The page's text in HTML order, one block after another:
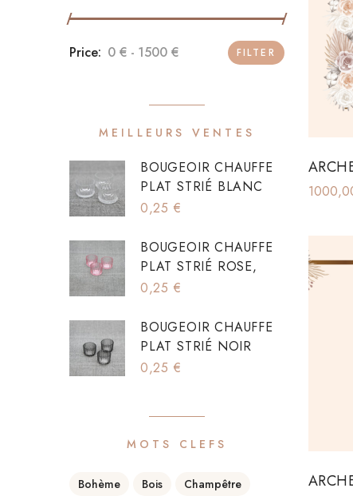
FILTER
0 € 1500 €
MEILLEURS VENTES
BOUGEOIR CHAUFFE
PLAT STRIÉ BLANC
0,25 €
BOUGEOIR CHAUFFE
PLAT STRIÉ ROSE,
0,25 €
BOUGEOIR CHAUFFE
PLAT STRIÉ NOIR
0,25 €
MOTS CLEFS
Bohème Bois
Champêtre